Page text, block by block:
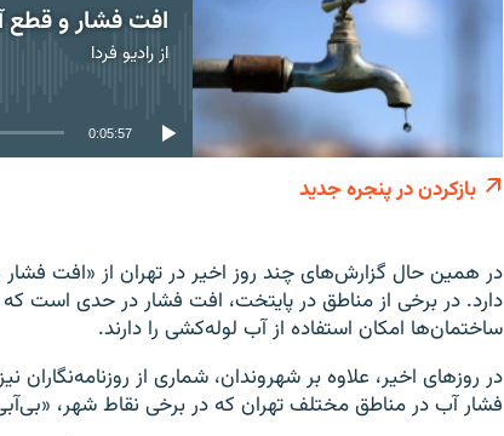
ازرادیو فردا
source currently available
0:05:57
بازکردن در پنجره جدید
در همین حال گزارش‌های چند روز اخیر در تهران از «افت
دارد. در برخی از مناطق در پایتخت، افت فشار در حدی است
ساختمان‌ها امکان استفاده از آب لوله‌کشی را دارند.
در روزهای اخیر، علاوه بر شهروندان، شماری از
فشار آب در مناطق مختلف تهران که در برخی نقاط شهر،